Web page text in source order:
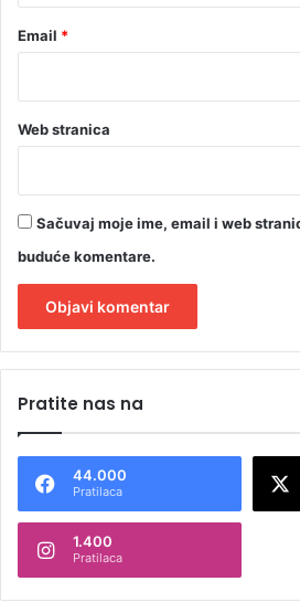
Email *
Web stranica
Sačuvaj moje ime, email i web
buduće komentare.
t
n
t
Pratite nas na
44.000
Pratilaca
1.400
Pratilaca